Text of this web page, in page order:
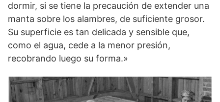
dormir, si se tiene la precaución de extender una
manta sobre los alambres, de suficiente grosor.
Su superficie es tan delicada y sensible que,
como el agua, cede a la menor presión,
recobrando luego su forma.»